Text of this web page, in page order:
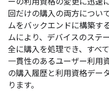
ーの利用資格の変更に迅速
回だけの購入の両方につい
ムをバックエンドに構築す
ムにより、デバイスのステ
全に購入を処理でき、すべ
一貫性のあるユーザー利用
の購入履歴と利用資格デー
ります。